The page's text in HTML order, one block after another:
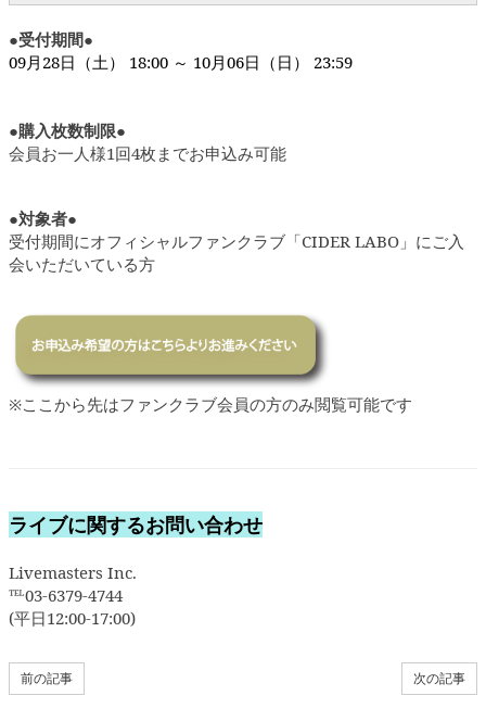
●受付期間●
09月28日（土） 18:00 ～ 10月06日（日） 23:59
●購入枚数制限●
会員お一人様1回4枚までお申込み可能
●対象者●
受付期間にオフィシャルファンクラブ「CIDER LABO」にご入
会いただいている方
※ここから先はファンクラブ会員の方のみ閲覧可能です
ライブに関するお問い合わせ
Livemasters Inc.
℡03-6379-4744
(平日12:00-17:00)
次の記事
前の記事